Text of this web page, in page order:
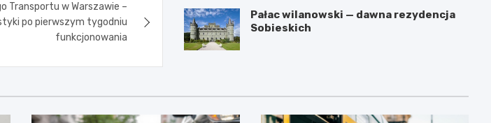
Transportu w Warszawie –
po pierwszym tygodniu
funkcjonowania
Pałac wilanowski — dawna rezydencja
Sobieskich